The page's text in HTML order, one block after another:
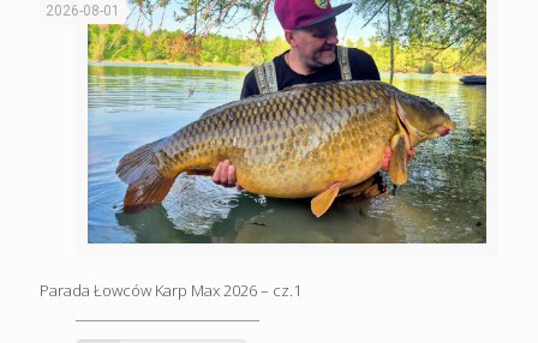
2026-08-01
Parada Łowców Karp Max 2026 – cz.1